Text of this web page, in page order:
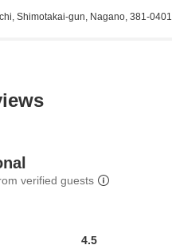
Shimotakai-gun, Nagano, 381-0401
verified guests
4.5